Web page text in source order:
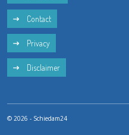
Contact
Privacy
Disclaimer
© 2026 - Schiedam24